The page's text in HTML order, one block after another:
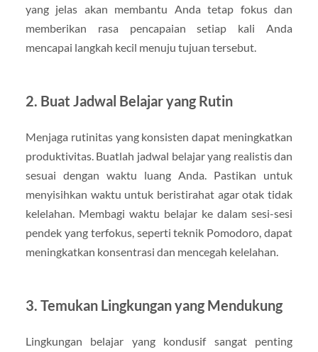
yang jelas akan membantu Anda tetap fokus dan
memberikan rasa pencapaian setiap kali Anda
mencapai langkah kecil menuju tujuan tersebut.
2. Buat Jadwal Belajar yang Rutin
Menjaga rutinitas yang konsisten dapat meningkatkan
produktivitas. Buatlah jadwal belajar yang realistis dan
sesuai dengan waktu luang Anda. Pastikan untuk
menyisihkan waktu untuk beristirahat agar otak tidak
kelelahan. Membagi waktu belajar ke dalam sesi-sesi
pendek yang terfokus, seperti teknik Pomodoro, dapat
meningkatkan konsentrasi dan mencegah kelelahan.
3. Temukan Lingkungan yang Mendukung
Lingkungan belajar yang kondusif sangat penting